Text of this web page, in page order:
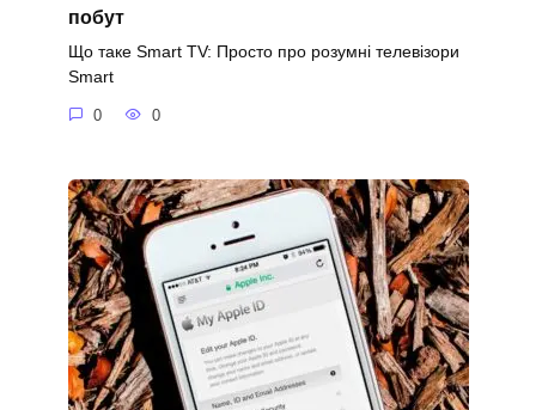
побут
Що таке Smart TV: Просто про розумні телевізори
Smart
0 0